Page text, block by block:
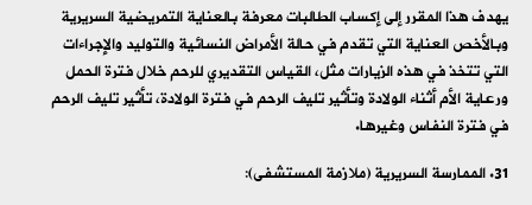
يهدف هذا المقرر إلى إكساب الطالبات معرفة بالعناية التمريضية السريرية
وبالأخص العناية التي تقدم في حالة الأمراض النسائية والتوليد والإجراءات
التي تتخذ في هذه الزيارات مثل، القياس التقديري للرحم خلال فترة الحمل
ورعاية الأم أثناء الولادة وتأثير تليف الرحم في فترة الولادة، تأثير تليف الرحم
في فترة النفاس وغيرها.
الممارسة السريرية (ملازمة المستشفى):